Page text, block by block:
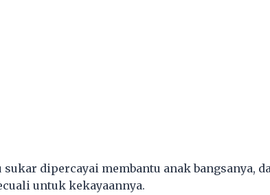
dipercayai membantu anak bangsanya,
untuk kekayaannya.